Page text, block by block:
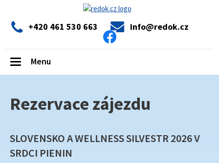
+420 461 530 663 info@redok.cz
Toggle
navigation
Menu
Rezervace zájezdu
SLOVENSKO A WELLNESS SILVESTR 2026 V
SRDCI PIENIN